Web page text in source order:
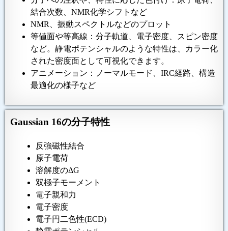
結合次数、NMR化学シフトなど
NMR、振動スペクトルなどのプロット
等値面や等高線：分子軌道、電子密度、スピン密度
など。静電ポテンシャルのような特性は、カラー化
された密度面として可視化できます。
アニメーション：ノーマルモード、IRC経路、構造
最適化の様子など
Gaussian 16の分子特性
反強磁性結合
原子電荷
溶解度のΔG
双極子モーメント
電子親和力
電子密度
電子円二色性(ECD)